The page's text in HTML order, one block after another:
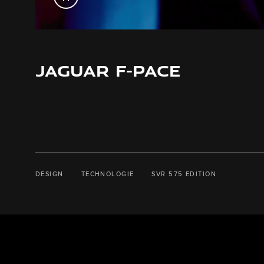
JAGUAR F-PACE
DESIGN TECHNOLOGIE SVR 575 EDITION